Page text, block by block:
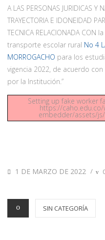
A LAS PERSONAS JURIDICAS Y
TRAYECTORIA E IDONEIDAD
TECNICA RELACIONADA CON
transporte escolar rural No 4
MORROGACHO para los
vigencia 2022, de acuerdo
por la Institución.”
Setting up fake worker
https://
embedder/assets/
1 DE MARZO DE 2022 /
SIN CATEGORÍA